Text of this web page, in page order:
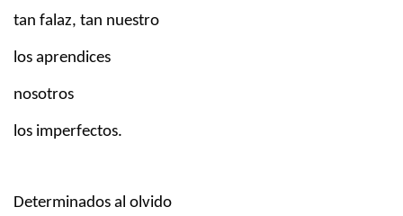
tan falaz, tan nuestro
los aprendices
nosotros
los imperfectos.
Determinados al olvido